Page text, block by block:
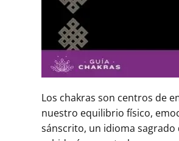
Los chakras son centros de
nuestro equilibrio físico,
sánscrito, un idioma sagrado